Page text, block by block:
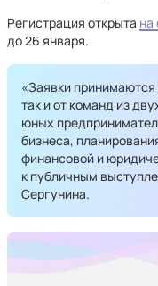
Регистрация открыта на
до 26 января.
«Заявки принимаются
так и от команд из
юных
бизнеса,
финансовой и
к публичным
Сергунина.